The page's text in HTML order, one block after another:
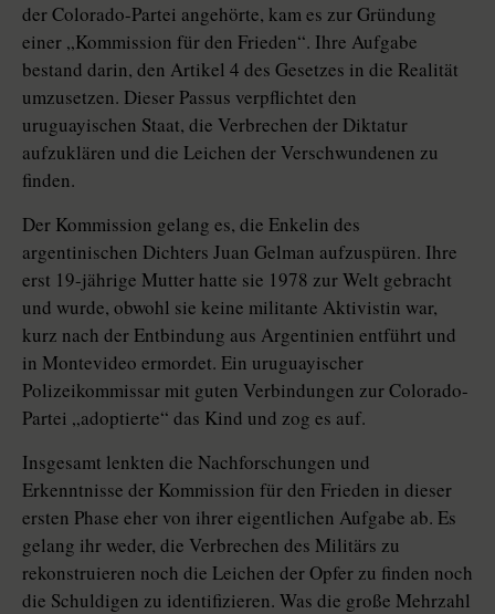
der Colorado-Partei angehörte, kam es zur Gründung
einer „Kommission für den Frieden“. Ihre Aufgabe
bestand darin, den Artikel 4 des Gesetzes in die Realität
umzusetzen. Dieser Passus verpflichtet den
uruguayischen Staat, die Verbrechen der Diktatur
aufzuklären und die Leichen der Verschwundenen zu
finden.
Der Kommission gelang es, die Enkelin des
argentinischen Dichters Juan Gelman aufzuspüren. Ihre
erst 19-jährige Mutter hatte sie 1978 zur Welt gebracht
und wurde, obwohl sie keine militante Aktivistin war,
kurz nach der Entbindung aus Argentinien entführt und
in Montevideo ermordet. Ein uruguayischer
Polizeikommissar mit guten Verbindungen zur Colorado-
Partei „adoptierte“ das Kind und zog es auf.
Insgesamt lenkten die Nachforschungen und
Erkenntnisse der Kommission für den Frieden in dieser
ersten Phase eher von ihrer eigentlichen Aufgabe ab. Es
gelang ihr weder, die Verbrechen des Militärs zu
rekonstruieren noch die Leichen der Opfer zu finden noch
die Schuldigen zu identifizieren. Was die große Mehrzahl